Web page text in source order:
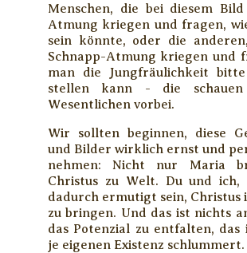
Menschen, die bei diesem Bild
Atmung kriegen und fragen,
sein könnte, oder die
Schnapp-Atmung kriegen und
man die Jungfräulichkeit
stellen kann - die
Wesentlichen vorbei.
Wir sollten beginnen, diese
und Bilder wirklich ernst und
nehmen: Nicht nur Maria
Christus zu Welt. Du und ich,
dadurch ermutigt sein, Christus
zu bringen. Und das ist nichts
das Potenzial zu entfalten, das
je eigenen Existenz schlummert.